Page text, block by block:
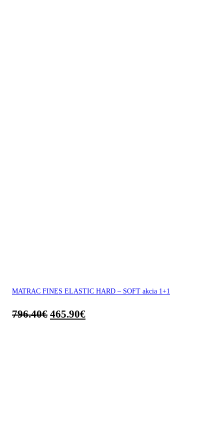
MATRAC FINES ELASTIC HARD – SOFT akcia 1+1
796.40€ 465.90€